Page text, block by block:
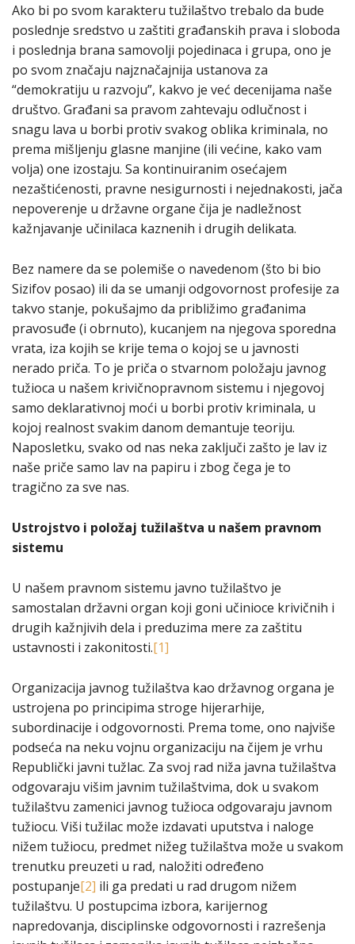
Ako bi po svom karakteru tužilaštvo trebalo da bude
poslednje sredstvo u zaštiti građanskih prava i sloboda
i poslednja brana samovolji pojedinaca i grupa, ono je
po svom značaju najznačajnija ustanova za
“demokratiju u razvoju”, kakvo je već decenijama naše
društvo. Građani sa pravom zahtevaju odlučnost i
snagu lava u borbi protiv svakog oblika kriminala, no
prema mišljenju glasne manjine (ili većine, kako vam
volja) one izostaju. Sa kontinuiranim osećajem
nezaštićenosti, pravne nesigurnosti i nejednakosti, jača
nepoverenje u državne organe čija je nadležnost
kažnjavanje učinilaca kaznenih i drugih delikata.
Bez namere da se polemiše o navedenom (što bi bio
Sizifov posao) ili da se umanji odgovornost profesije za
takvo stanje, pokušajmo da približimo građanima
pravosuđe (i obrnuto), kucanjem na njegova sporedna
vrata, iza kojih se krije tema o kojoj se u javnosti
nerado priča. To je priča o stvarnom položaju javnog
tužioca u našem krivičnopravnom sistemu i njegovoj
samo deklarativnoj moći u borbi protiv kriminala, u
kojoj realnost svakim danom demantuje teoriju.
Naposletku, svako od nas neka zaključi zašto je lav iz
naše priče samo lav na papiru i zbog čega je to
tragično za sve nas.
Ustrojstvo i položaj tužilaštva u našem pravnom
sistemu
U našem pravnom sistemu javno tužilaštvo je
samostalan državni organ koji goni učinioce krivičnih i
drugih kažnjivih dela i preduzima mere za zaštitu
ustavnosti i zakonitosti.[1]
Organizacija javnog tužilaštva kao državnog organa je
ustrojena po principima stroge hijerarhije,
subordinacije i odgovornosti. Prema tome, ono najviše
podseća na neku vojnu organizaciju na čijem je vrhu
Republički javni tužlac. Za svoj rad niža javna tužilaštva
odgovaraju višim javnim tužilaštvima, dok u svakom
tužilaštvu zamenici javnog tužioca odgovaraju javnom
tužiocu. Viši tužilac može izdavati uputstva i naloge
nižem tužiocu, predmet nižeg tužilaštva može u svakom
trenutku preuzeti u rad, naložiti određeno
postupanje[2] ili ga predati u rad drugom nižem
tužilaštvu. U postupcima izbora, karijernog
napredovanja, disciplinske odgovornosti i razrešenja